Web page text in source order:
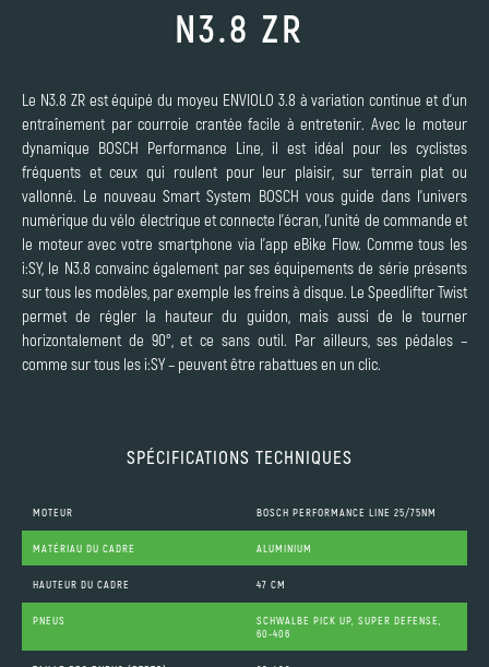
N3.8 ZR
Le N3.8 ZR est équipé du moyeu ENVIOLO 3.8 à variation continue et d’un
entraînement par courroie crantée facile à entretenir. Avec le moteur
dynamique BOSCH Performance Line, il est idéal pour les cyclistes
fréquents et ceux qui roulent pour leur plaisir, sur terrain plat ou
vallonné. Le nouveau Smart System BOSCH vous guide dans l’univers
numérique du vélo électrique et connecte l’écran, l’unité de commande et
le moteur avec votre smartphone via l’app eBike Flow. Comme tous les
i:SY, le N3.8 convainc également par ses équipements de série présents
sur tous les modèles, par exemple les freins à disque. Le Speedlifter Twist
permet de régler la hauteur du guidon, mais aussi de le tourner
horizontalement de 90°, et ce sans outil. Par ailleurs, ses pédales –
comme sur tous les i:SY – peuvent être rabattues en un clic.
SPÉCIFICATIONS TECHNIQUES
MOTEUR BOSCH PERFORMANCE LINE 25/75NM
MATÉRIAU DU CADRE ALUMINIUM
HAUTEUR DU CADRE 47 CM
PNEUS
SCHWALBE PICK UP, SUPER DEFENSE,
60-406